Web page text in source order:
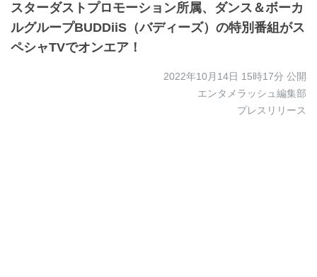
スターダストプロモーション所属、ダンス＆ボーカ
ルグループBUDDiiS（バディーズ）の特別番組がス
ペシャTVでオンエア！
2022年10月14日 15時17分 公開
エンタメラッシュ編集部
プレスリリース